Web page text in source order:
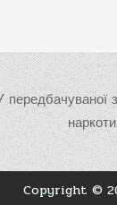
передбачуваної
Copyright ©